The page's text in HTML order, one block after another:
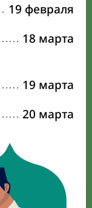
19 февраля
18 марта
19 марта
20 марта